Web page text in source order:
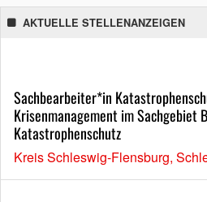
AKTUELLE STELLENANZEIGEN
Sachbearbeiter*in
Krisenmanagement im Sachgebiet
Katastrophenschutz
Kreis Schleswig-Flensburg,